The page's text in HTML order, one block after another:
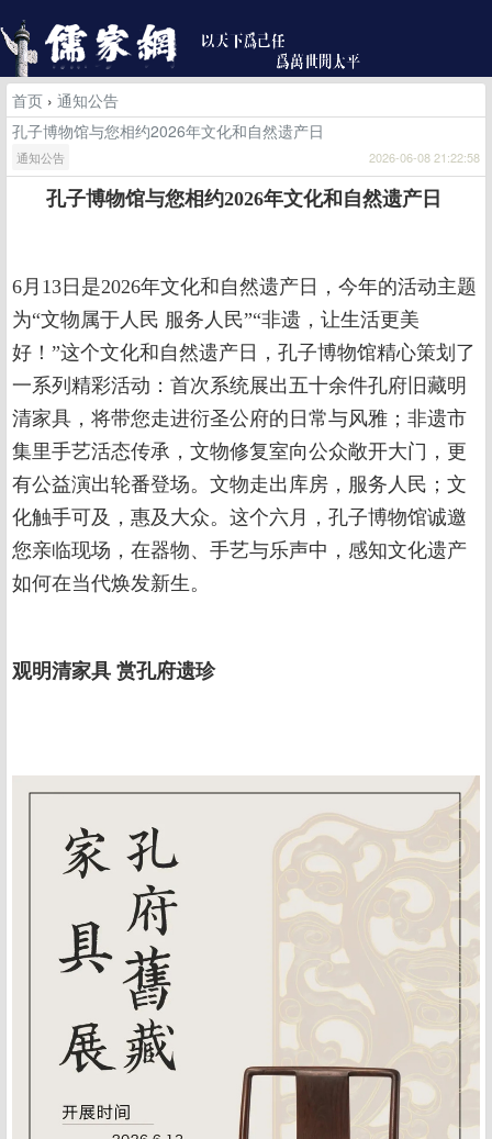
首页 › 通知公告
孔子博物馆与您相约2026年文化和自然遗产日
通知公告 2026-06-08 21:22:58
孔子博物馆与您相约2026年文化和自然遗产日
6月13日是2026年文化和自然遗产日，今年的活动主题
为“文物属于人民 服务人民”“非遗，让生活更美
好！”这个文化和自然遗产日，孔子博物馆精心策划了
一系列精彩活动：首次系统展出五十余件孔府旧藏明
清家具，将带您走进衍圣公府的日常与风雅；非遗市
集里手艺活态传承，文物修复室向公众敞开大门，更
有公益演出轮番登场。文物走出库房，服务人民；文
化触手可及，惠及大众。这个六月，孔子博物馆诚邀
您亲临现场，在器物、手艺与乐声中，感知文化遗产
如何在当代焕发新生。
观明清家具 赏孔府遗珍